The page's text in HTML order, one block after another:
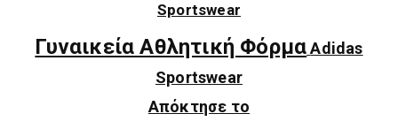
Γυναικεία Αθλητική Φόρμα Adidas
Sportswear
Απόκτησε το